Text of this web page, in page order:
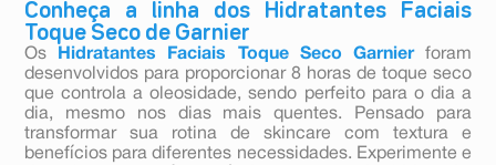
Conheça a linha dos Hidratantes Faciais
Toque Seco de Garnier
Os Hidratantes Faciais Toque Seco Garnier
foram
desenvolvidos para proporcionar 8 horas de toque seco
que controla a oleosidade, sendo perfeito para o dia a
dia, mesmo nos dias mais quentes. Pensado para
transformar sua rotina de skincare com textura e
benefícios para diferentes necessidades. Experimente e